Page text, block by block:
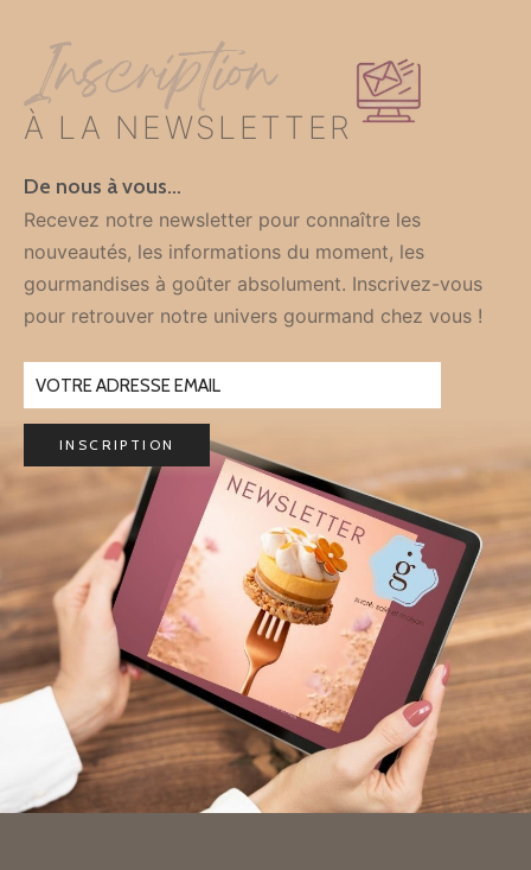
Inscription
À LA NEWSLETTER
De nous à vous…
Recevez notre newsletter pour connaître les
nouveautés, les informations du moment, les
gourmandises à goûter absolument. Inscrivez-vous
pour retrouver notre univers gourmand chez vous !